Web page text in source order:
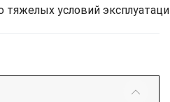
тяжелых условий